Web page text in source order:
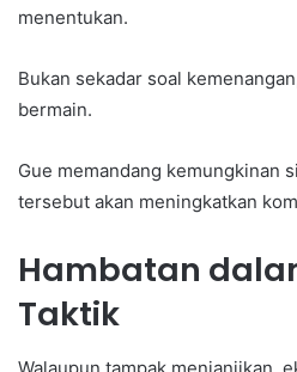
menentukan.
Bukan sekadar soal
bermain.
Gue memandang kemungkinan
tersebut akan meningkatkan
Hambatan
Taktik